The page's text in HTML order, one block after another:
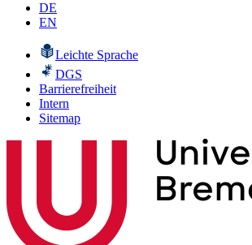
DE
EN
Leichte Sprache
DGS
Barrierefreiheit
Intern
Sitemap